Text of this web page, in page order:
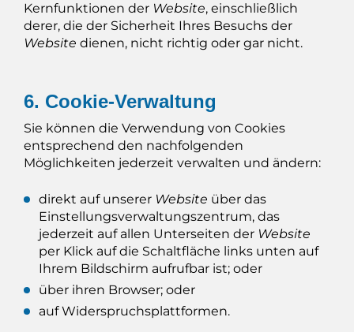
Kernfunktionen der Website, einschließlich
derer, die der Sicherheit Ihres Besuchs der
Website dienen, nicht richtig oder gar nicht.
6. Cookie-Verwaltung
Sie können die Verwendung von Cookies
entsprechend den nachfolgenden
Möglichkeiten jederzeit verwalten und ändern:
direkt auf unserer Website über das
Einstellungsverwaltungszentrum, das
jederzeit auf allen Unterseiten der Website
per Klick auf die Schaltfläche links unten auf
Ihrem Bildschirm aufrufbar ist; oder
über ihren Browser; oder
auf Widerspruchsplattformen.